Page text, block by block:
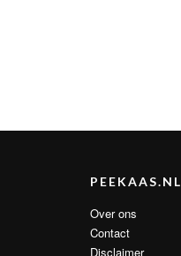
PEEKAAS.NL
Over ons
Contact
Disclaimer